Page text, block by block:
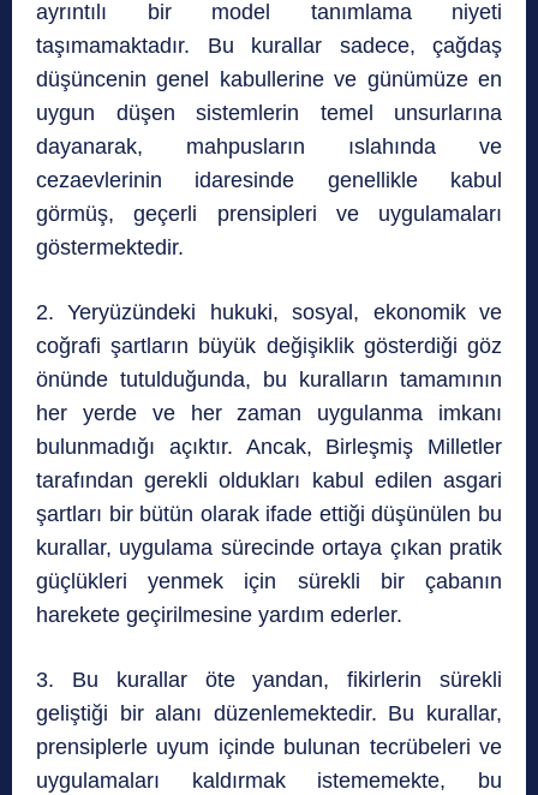
ayrıntılı bir model tanımlama niyeti
taşımamaktadır. Bu kurallar sadece, çağdaş
düşüncenin genel kabullerine ve günümüze en
uygun düşen sistemlerin temel unsurlarına
dayanarak, mahpusların ıslahında ve
cezaevlerinin idaresinde genellikle kabul
görmüş, geçerli prensipleri ve uygulamaları
göstermektedir.
2. Yeryüzündeki hukuki, sosyal, ekonomik ve
coğrafi şartların büyük değişiklik gösterdiği göz
önünde tutulduğunda, bu kuralların tamamının
her yerde ve her zaman uygulanma imkanı
bulunmadığı açıktır. Ancak, Birleşmiş Milletler
tarafından gerekli oldukları kabul edilen asgari
şartları bir bütün olarak ifade ettiği düşünülen bu
kurallar, uygulama sürecinde ortaya çıkan pratik
güçlükleri yenmek için sürekli bir çabanın
harekete geçirilmesine yardım ederler.
3. Bu kurallar öte yandan, fikirlerin sürekli
geliştiği bir alanı düzenlemektedir. Bu kurallar,
prensiplerle uyum içinde bulunan tecrübeleri ve
uygulamaları kaldırmak istememekte, bu